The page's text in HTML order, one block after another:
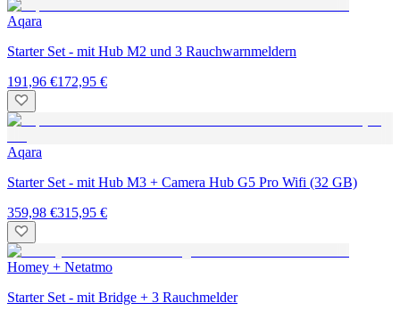
Aqara
Starter Set - mit Hub M2 und 3 Rauchwarnmeldern
191,96 €172,95 €
Aqara
Starter Set - mit Hub M3 + Camera Hub G5 Pro Wifi (32 GB)
359,98 €315,95 €
Homey + Netatmo
Starter Set - mit Bridge + 3 Rauchmelder